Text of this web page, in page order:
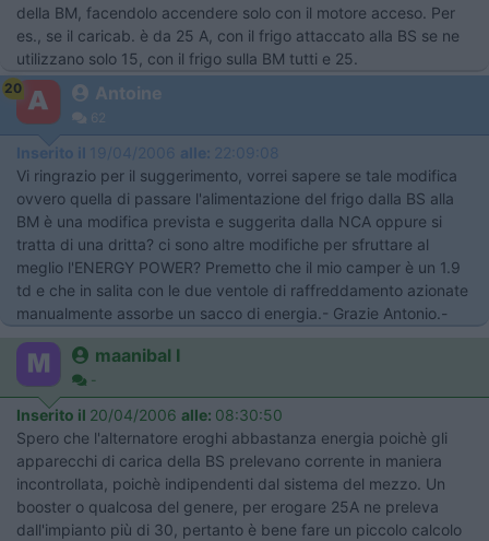
della BM, facendolo accendere solo con il motore acceso. Per
es., se il caricab. è da 25 A, con il frigo attaccato alla BS se ne
utilizzano solo 15, con il frigo sulla BM tutti e 25.
20 Antoine
62
Inserito il 19/04/2006 alle: 22:09:08
Vi ringrazio per il suggerimento, vorrei sapere se tale modifica
ovvero quella di passare l'alimentazione del frigo dalla BS alla
BM è una modifica prevista e suggerita dalla NCA oppure si
tratta di una dritta? ci sono altre modifiche per sfruttare al
meglio l'ENERGY POWER? Premetto che il mio camper è un 1.9
td e che in salita con le due ventole di raffreddamento azionate
manualmente assorbe un sacco di energia.- Grazie Antonio.-
maanibal I
-
Inserito il 20/04/2006 alle: 08:30:50
Spero che l'alternatore eroghi abbastanza energia poichè gli
apparecchi di carica della BS prelevano corrente in maniera
incontrollata, poichè indipendenti dal sistema del mezzo. Un
booster o qualcosa del genere, per erogare 25A ne preleva
dall'impianto più di 30, pertanto è bene fare un piccolo calcolo